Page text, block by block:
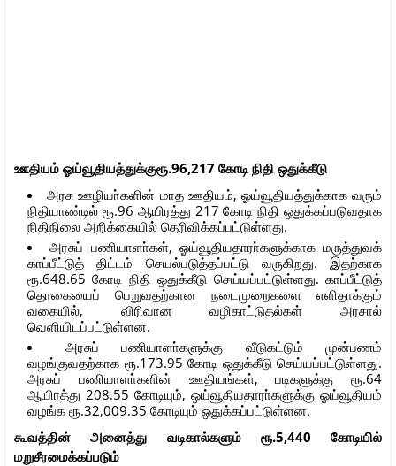
ஊதியம் ஓய்வூதியத்துக்குரூ.96,217 கோடி நிதி ஒதுக்கீடு
அரசு ஊழியா்களின் மாத ஊதியம், ஓய்வூதியத்துக்காக வரும்
நிதியாண்டில் ரூ.96 ஆயிரத்து 217 கோடி நிதி ஒதுக்கப்படுவதாக
நிதிநிலை அறிக்கையில் தெரிவிக்கப்பட்டுள்ளது.
அரசுப் பணியாளா்கள், ஓய்வூதியதாரா்களுக்காக மருத்துவக்
காப்பீட்டுத் திட்டம் செயல்படுத்தப்பட்டு வருகிறது. இதற்காக
ரூ.648.65 கோடி நிதி ஒதுக்கீடு செய்யப்பட்டுள்ளது. காப்பீட்டுத்
தொகையைப் பெறுவதற்கான நடைமுறைகளை எளிதாக்கும்
வகையில், விரிவான வழிகாட்டுதல்கள் அரசால்
வெளியிடப்பட்டுள்ளன.
அரசுப் பணியாளா்களுக்கு வீடுகட்டும் முன்பணம்
வழங்குவதற்காக ரூ.173.95 கோடி ஒதுக்கீடு செய்யப்பட்டுள்ளது.
அரசுப் பணியாளா்களின் ஊதியங்கள், படிகளுக்கு ரூ.64
ஆயிரத்து 208.55 கோடியும், ஓய்வூதியதாரா்களுக்கு ஓய்வூதியம்
வழங்க ரூ.32,009.35 கோடியும் ஒதுக்கப்பட்டுள்ளன.
கூவத்தின் அனைத்து வடிகால்களும் ரூ.5,440 கோடியில்
மறுசீரமைக்கப்படும்